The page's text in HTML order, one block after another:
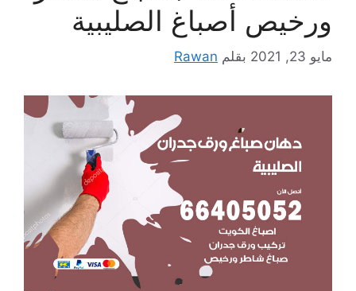
ورخيص أصباغ الصليبية
مايو 23, 2021 بقلم Rawan